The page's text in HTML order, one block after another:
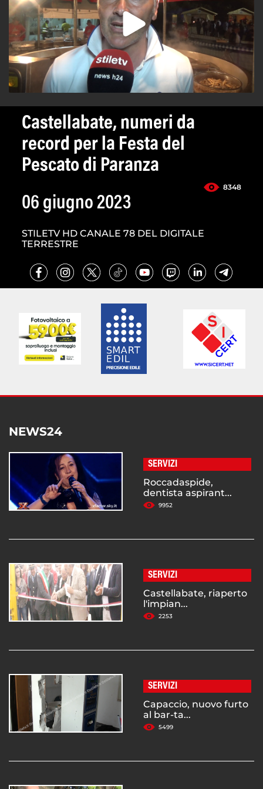
Castellabate, numeri da
record per la Festa del
Pescato di Paranza
8348
06 giugno 2023
STILETV HD CANALE 78 DEL DIGITALE
TERRESTRE
NEWS24
SERVIZI
Roccadaspide,
dentista aspirant...
9952
SERVIZI
Castellabate, riaperto
l'impian...
2253
SERVIZI
Capaccio, nuovo furto
al bar-ta...
5499